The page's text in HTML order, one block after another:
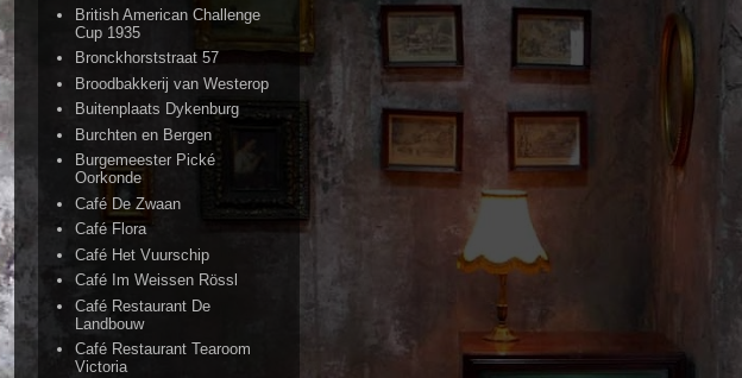
British American Challenge
Cup 1935
Bronckhorststraat 57
Broodbakkerij van Westerop
Buitenplaats Dykenburg
Burchten en Bergen
Burgemeester Pické
Oorkonde
Café De Zwaan
Café Flora
Café Het Vuurschip
Café Im Weissen Rössl
Café Restaurant De
Landbouw
Café Restaurant Tearoom
Victoria